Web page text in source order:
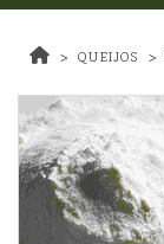
QUEIJOS